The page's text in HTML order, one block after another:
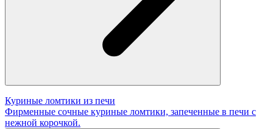
Куриные ломтики из печи
Фирменные сочные куриные ломтики, запеченные в печи с
нежной корочкой.